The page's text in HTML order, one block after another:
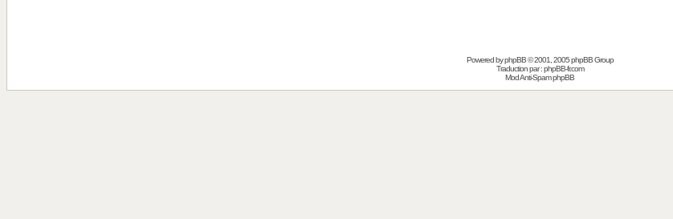
Powered byphpBB© 2001, 2005 phpBB Group
Traduction par :phpBB-fr.com
Mod Anti-Spam phpBB